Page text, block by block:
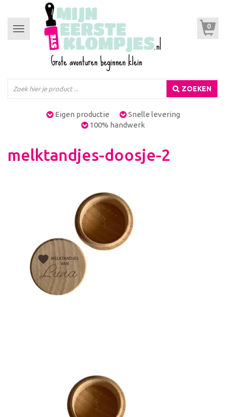
Toggle
navigation
0
ZOEKEN
Eigen productie
Snelle levering
100% handwerk
melktandjes-doosje-2